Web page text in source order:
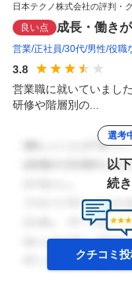
日本テクノ株式会社の評判・
良い点 成長・働き
営業 正社員 30代 男性 役職
3.8
営業職に就いていまし
研修や階層別の...
選考
以
続
クチコミ